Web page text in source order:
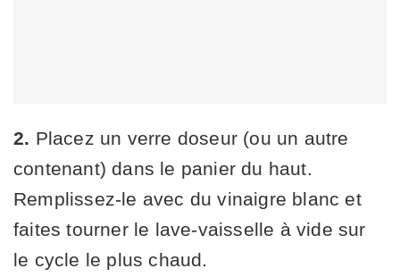
2. Placez un verre doseur (ou un autre
contenant) dans le panier du haut.
Remplissez-le avec du vinaigre blanc et
faites tourner le lave-vaisselle à vide sur
le cycle le plus chaud.